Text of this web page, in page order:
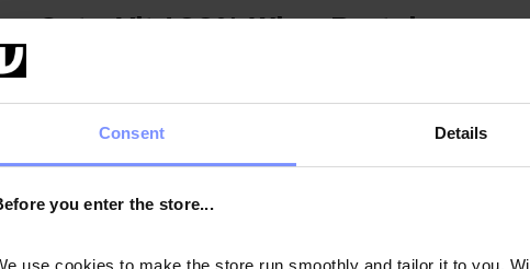
Consent Details
you enter the store...
use cookies to make the store run smoothly and tailor it to you.
Сироватковий білоквиробляється із сироватки, яка є
джерело білка, яке вживають фізично активні люди, незалежно
Розрізняють три види сироваткового протеїну - концентрат
використовується концентрат сироваткового білка з молока,